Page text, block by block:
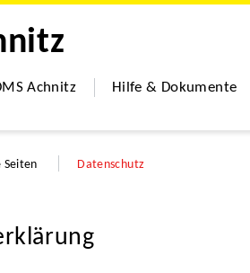
Achnitz Hilfe & Dokumente
Datenschutz